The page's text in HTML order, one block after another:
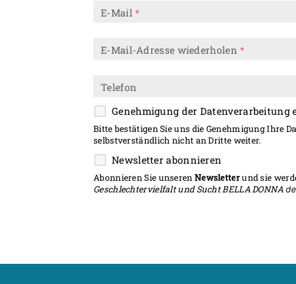
E-Mail*
E-Mail-Adresse wiederholen*
Telefon
Genehmigung der Datenverarbeitung
Bitte bestätigen Sie uns die Genehmigung Ihre
selbstverständlich nicht an Dritte weiter.
Newsletter abonnieren
Abonnieren Sie unseren Newsletterund sie
Geschlechtervielfalt und Sucht BELLA DONNA